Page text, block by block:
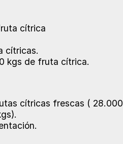
cítrica
cítricas.
kgs de fruta cítrica.
cítricas frescas ( 28.000